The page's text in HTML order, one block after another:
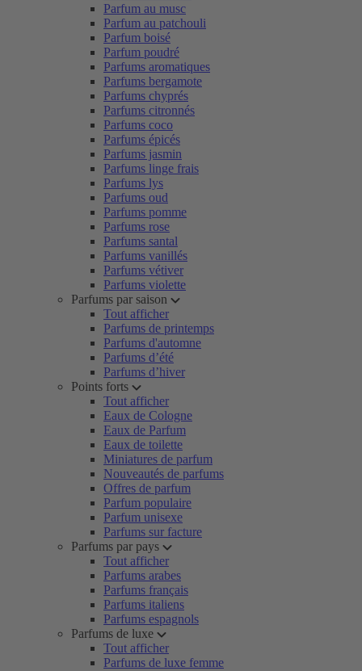
Parfum au musc
Parfum au patchouli
Parfum boisé
Parfum poudré
Parfums aromatiques
Parfums bergamote
Parfums chyprés
Parfums citronnés
Parfums coco
Parfums épicés
Parfums jasmin
Parfums linge frais
Parfums lys
Parfums oud
Parfums pomme
Parfums rose
Parfums santal
Parfums vanillés
Parfums vétiver
Parfums violette
Parfums par saison
Tout afficher
Parfums de printemps
Parfums d'automne
Parfums d’été
Parfums d’hiver
Points forts
Tout afficher
Eaux de Cologne
Eaux de Parfum
Eaux de toilette
Miniatures de parfum
Nouveautés de parfums
Offres de parfum
Parfum populaire
Parfum unisexe
Parfums sur facture
Parfums par pays
Tout afficher
Parfums arabes
Parfums français
Parfums italiens
Parfums espagnols
Parfums de luxe
Tout afficher
Parfums de luxe femme